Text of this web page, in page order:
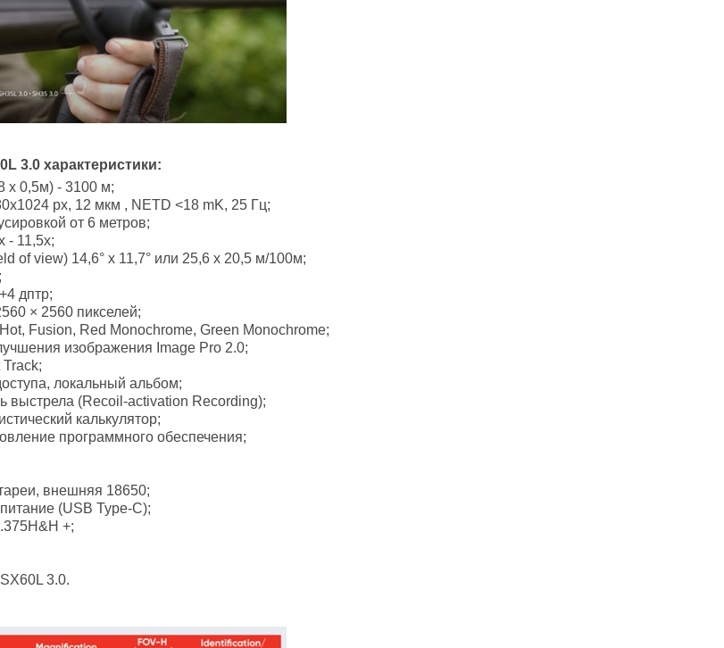
3.0 характеристики:
х 0,5м) - 3100 м;
px, 12 мкм , NETD <18 mK, 25 Гц;
от 6 метров;
- 11,5х;
of view) 14,6° х 11,7° или 25,6 х 20,5 м/100м;
дптр;
× 2560 пикселей;
Fusion, Red Monochrome, Green Monochrome;
изображения Image Pro 2.0;
локальный альбом;
выстрела (Recoil-activation Recording);
калькулятор;
программного обеспечения;
внешняя 18650;
(USB Type-C);
+;
3.0.